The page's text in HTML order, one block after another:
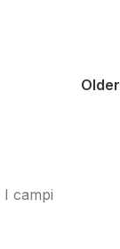
Older
I campi